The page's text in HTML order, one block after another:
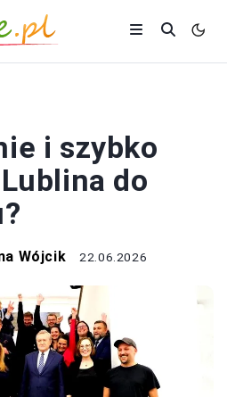
i szybko
do
Wójcik 22.06.2026